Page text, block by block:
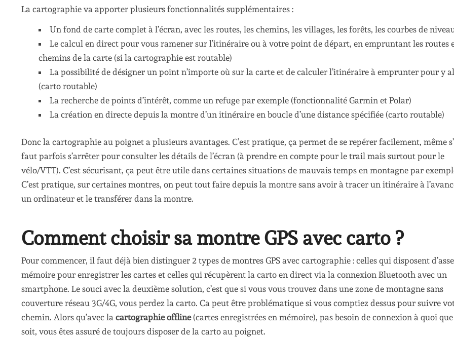
La cartographie va apporter plusieurs fonctionnalités supplémentaires :
Un fond de carte complet à l’écran, avec les routes, les chemins, les villages, les forêts, les courbes de
Le calcul en direct pour vous ramener sur l’itinéraire ou à votre point de départ, en empruntant les routes
chemins de la carte (si la cartographie est routable)
La possibilité de désigner un point n’importe où sur la carte et de calculer l’itinéraire à emprunter pour y
(carto routable)
La recherche de points d’intérêt, comme un refuge par exemple (fonctionnalité Garmin et Polar)
La création en directe depuis la montre d’un itinéraire en boucle d’une distance spécifiée (carto routable)
Donc la cartographie au poignet a plusieurs avantages. C’est pratique, ça permet de se repérer facilement, même
faut parfois s’arrêter pour consulter les détails de l’écran (à prendre en compte pour le trail mais surtout pour le
vélo/VTT). C’est sécurisant, ça peut être utile dans certaines situations de mauvais temps en montagne par
C’est pratique, sur certaines montres, on peut tout faire depuis la montre sans avoir à tracer un itinéraire à
un ordinateur et le transférer dans la montre.
Comment choisir sa montre GPS avec carto ?
Pour commencer, il faut déjà bien distinguer 2 types de montres GPS avec cartographie : celles qui disposent
mémoire pour enregistrer les cartes et celles qui récupèrent la carto en direct via la connexion Bluetooth avec un
smartphone. Le souci avec la deuxième solution, c’est que si vous vous trouvez dans une zone de montagne sans
couverture réseau 3G/4G, vous perdez la carto. Ca peut être problématique si vous comptiez dessus pour suivre
chemin. Alors qu’avec la cartographie offline(cartes enregistrées en mémoire), pas besoin de connexion à quoi que
soit, vous êtes assuré de toujours disposer de la carto au poignet.